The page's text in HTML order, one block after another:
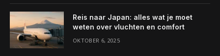
Reis naar Japan: alles wat je moet
weten over vluchten en comfort
OKTOBER 6, 2025